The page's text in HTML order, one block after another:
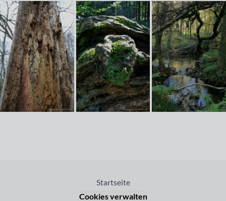
Startseite
Cookies verwalten